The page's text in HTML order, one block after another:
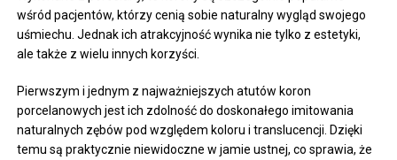
wśród pacjentów, którzy cenią sobie naturalny wygląd swojego
uśmiechu. Jednak ich atrakcyjność wynika nie tylko z estetyki,
ale także z wielu innych korzyści.
Pierwszym i jednym z najważniejszych atutów koron
porcelanowych jest ich zdolność do doskonałego imitowania
naturalnych zębów pod względem koloru i translucencji. Dzięki
temu są praktycznie niewidoczne w jamie ustnej, co sprawia, że